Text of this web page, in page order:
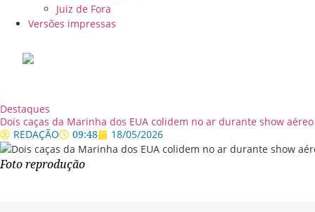
Juiz de Fora
Versões impressas
Destaques
Dois caças da Marinha dos EUA colidem no ar durante show aéreo
REDAÇÃO
09:48 18/05/2026
Foto reprodução